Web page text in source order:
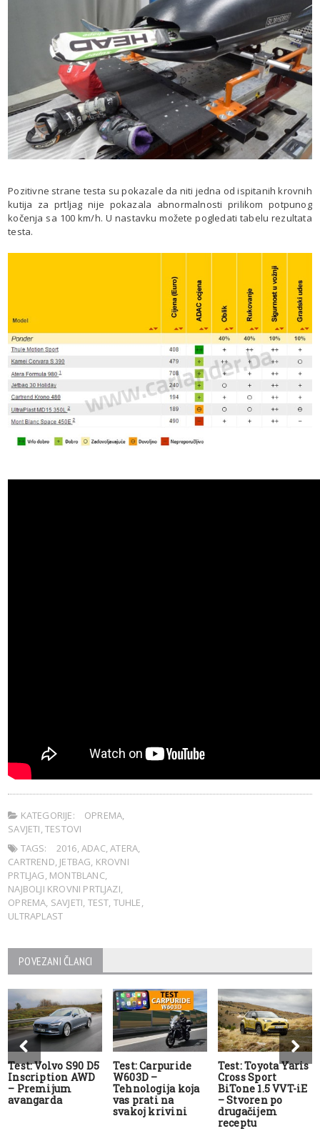
Pozitivne strane testa su pokazale da niti jedna od ispitanih krovnih
kutija za prtljag nije pokazala abnormalnosti prilikom potpunog
kočenja sa 100 km/h. U nastavku možete pogledati tabelu rezultata
testa.
KATEGORIJE: OPREMA,
SAVJETI,TESTOVI
TAGS:
2016,ADAC,ATERA,
CARTREND, JETBAG, KROVNI
PRTLJAG, MONTBLANC,
NAJBOLJI KROVNI PRTLJAZI,
OPREMA, SAVJETI, TEST, TUHLE,
ULTRAPLAST
POVEZANI ČLANCI
Test: Volvo S90 D5
Inscription AWD
– Premijum
avangarda
Test: Carpuride
W603D –
Tehnologija koja
vas prati na
svakoj krivini
Test: Toyota Yaris
Cross Sport
BiTone 1.5 VVT-iE
– Stvoren po
drugačijem
receptu